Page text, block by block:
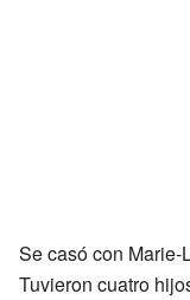
Se casó con
Tuvieron cuatro